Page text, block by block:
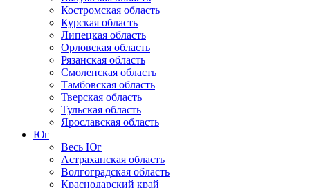
Костромская область
Курская область
Липецкая область
Орловская область
Рязанская область
Смоленская область
Тамбовская область
Тверская область
Тульская область
Ярославская область
Юг
Весь Юг
Астраханская область
Волгоградская область
Краснодарский край